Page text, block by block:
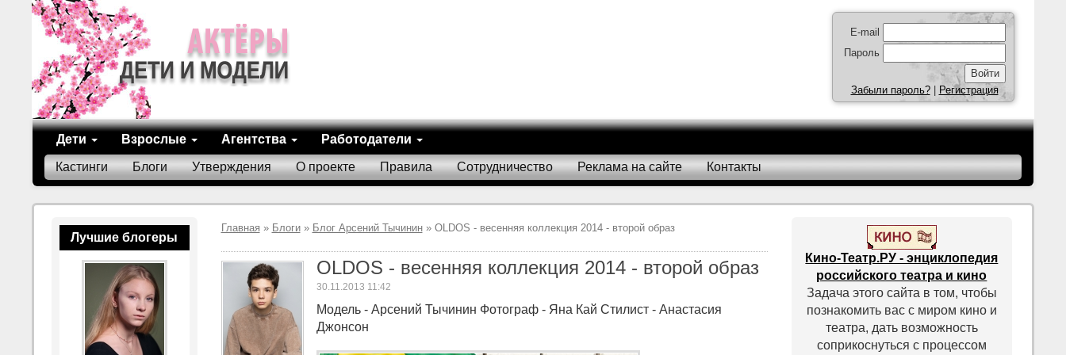
E-mail
Пароль
Забыли пароль?| Регистрация
Дети Взрослые Агентства Работодатели
Кастинги Блоги Утверждения О проекте Правила Сотрудничество Реклама на сайте Контакты
Главная » Блоги» Блог Арсений Тычинин» OLDOS - весенняя коллекция 2014 - второй образ
OLDOS - весенняя коллекция 2014 - второй образ
30.11.2013 11:42
Модель - Арсений Тычинин Фотограф - Яна Кай Стилист - Анастасия
Джонсон
Лучшие блогеры
Кино-Театр.РУ - энциклопедия
российского театра и кино
Задача этого сайта в том, чтобы
познакомить вас с миром кино и
театра, дать возможность
соприкоснуться с процессом